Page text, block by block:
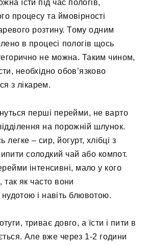
їсти під час пологів,
процесу та ймовірності
розтину. Тому одним
в процесі пологів щось
не можна. Таким чином,
необхідно обов’язково
з лікарем.
перші перейми, не варто
на порожній шлунок.
легке – сир, йогурт, хлібці з
солодкий чай або компот.
інтенсивні, мало у кого
так як часто вони
і навіть блювотою.
триває довго, а їсти і пити в
Але вже через 1-2 години